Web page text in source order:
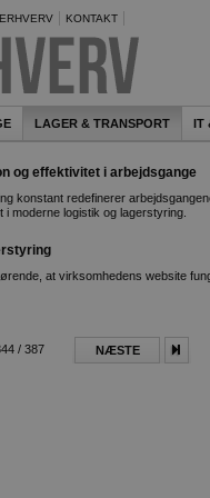
KONTAKT
LAGER & TRANSPORT IT
og effektivitet i arbejdsgange
konstant redefinerer
moderne logistik og lagerstyring.
at virksomhedens website
/ 387 NÆSTE